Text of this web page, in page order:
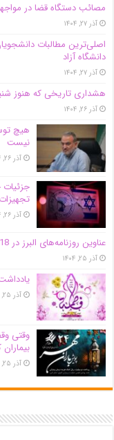
مصائب دستگاه قضا در
آذر ۲۷, ۱۴۰۴
اصلی‌ترین مطالبات
دانشگاه آز‌اد
آذر ۲۷, ۱۴۰۴
هشداری تاریخی که هنوز
آذر ۲۶, ۱۴۰۴
هیچ
نیست
آذر ۲۶, ۱۴۰۴
آذر ۲۶, ۱۴۰۴
عناوین روزنامه‌های البرز در ‌18 آذرماه/صدرنشینی در ارائه خدمات زایمان بی‌درد
آذر ۲۵, ۱۴۰۴
آذر ۲۵, ۱۴۰۴
وقتی
آذر ۲۵, ۱۴۰۴